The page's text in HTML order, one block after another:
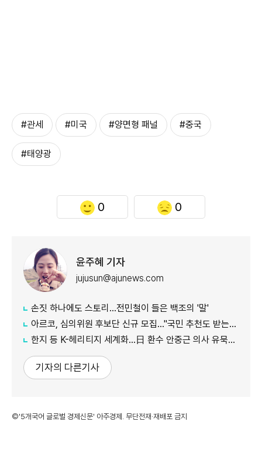
#관세 #미국 #양면형 패널 #중국
#태양광
0 0
윤주혜 기자
jujusun@ajunews.com
손짓 하나에도 스토리…전민철이 들은 백조의 '말'
아르코, 심의위원 후보단 신규 모집…"국민 추천도 받는다"
한지 등 K-헤리티지 세계화…日 환수 안중근 의사 유묵도 공개
기자의 다른기사
©'5개국어 글로벌 경제신문' 아주경제. 무단전재·재배포 금지